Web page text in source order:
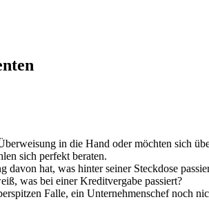
in die Hand oder möchten sich
sich perfekt beraten.
hat, was hinter seiner Steckdose
was bei einer Kreditvergabe passiert?
Falle, ein Unternehmenschef